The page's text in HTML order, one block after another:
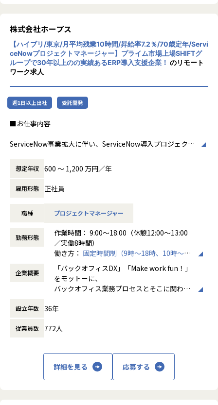
会社の規定に準ずる
貫して担当し、
プロジェクトの責任者として推進した実績（チームメンバー
としての従事も相談可）。
▼G5（Senior Consultant）800～1,000万円｜
実務3～5年。小規模プロジェクトのリード、または顧客との
水準。
▼G6（Consultant）400～800万円｜
等）の作成、顧客対応を担当した経験。基礎的なスキルが身
▼G7（Associate / Senior Associate）400～600万円｜
実務0～2年。リサーチ・分析・資料作成を担える素養（第二
会社の規定に準ずる
証）およびプライバシーマークを取得してお
り、高い情報セキュリティ水準を維持してい
ます。大手コンサルティングファーム、SIe
r、医療機器メーカー、印刷会社など多様な業
界との取引実績を持つ成長企業です。
株式会社ホープス
【ハイブリ/東京/月平均残業10時間/昇給率7.2％/70歳定年/Servi
ceNowプロジェクトマネージャー】プライム市場上場SHIFTグ
ループで30年以上のの実績あるERP導入支援企業！ のリモート
ワーク求人
週1日以上出社 受託開発
■お仕事内容
ServiceNow事業拡大に伴い、ServiceNow導入プロジェクト
ServiceNowは企業のDX推進を支えるプラットフォームとし
て、ITサービスマネジメント領域のみならず、顧客管理、人
事領域、業務ワークフロー改革など幅広い分野で活用されて
おり、当社においても引き合いが急速に増加しています。
プロジェクトマネジメントやソリューションアーキテクチャ
これまでのご経験やスキルに応じて、プロジェクト計画の策
定、進捗・品質・課題管理、顧客との各種調整やステークホ
ルダーマネジメント、ServiceNowを活用したソリューショ
ン設計、技術方針策定、開発チームのリードなどをご担当い
ただきます。
また、組織拡大フェーズにあるため、新規プロジェクトの立
支える中核メンバーとしての活躍も期待しています。
きており、事業部全体でメンバーの育成に力を入れておりま
く携わることが可能です。
当社はSHIFTグループの強みを活かしながら、ERP・CRM・
EPM領域を中心としたDX支援を展開しており、ServiceNow
想定年収 600 〜 1,200 万円／年
雇用形態 正社員
職種 プロジェクトマネージャー
勤務形態
作業時間： 9:00～18:00（休憩12:00～13:00
／実働8時間）
働き方： 固定時間制（9時～18時、10時～19
時など）
時間外労働の有無： 有（月平均10時間）
休憩時間： 60分
企業概要
「バックオフィスDX」「Make work fun！」
をモットーに、
バックオフィス業務プロセスとそこに関わる
企業競争力を向上させることを使命としてい
チ開発やコンサルティングまで幅広いサービ
スを提供しています。クラウドERPやローコ
ード開発を柱とし、業務効率化やDX推進、経
設立年数 36年
従業員数 772人
詳細を見る 応募する